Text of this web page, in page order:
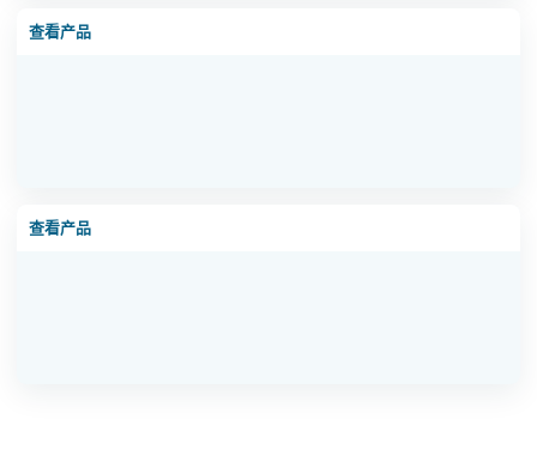
查看产品
查看产品